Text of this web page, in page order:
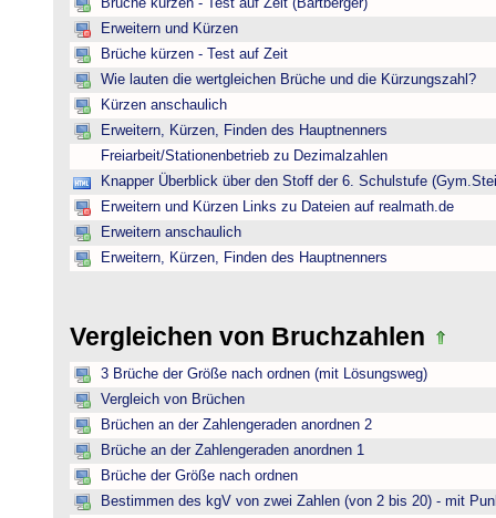
Brüche kürzen - Test auf Zeit (Bartberger)
Erweitern und Kürzen
Brüche kürzen - Test auf Zeit
Wie lauten die wertgleichen Brüche und die Kürzungszahl?
Kürzen anschaulich
Erweitern, Kürzen, Finden des Hauptnenners
Freiarbeit/Stationenbetrieb zu Dezimalzahlen
Knapper Überblick über den Stoff der 6. Schulstufe
Erweitern und Kürzen Links zu Dateien auf realmath.de
Erweitern anschaulich
Erweitern, Kürzen, Finden des Hauptnenners
Vergleichen von Bruchzahlen
3 Brüche der Größe nach ordnen (mit Lösungsweg)
Vergleich von Brüchen
Brüchen an der Zahlengeraden anordnen 2
Brüche an der Zahlengeraden anordnen 1
Brüche der Größe nach ordnen
Bestimmen des kgV von zwei Zahlen (von 2 bis 20) - mit